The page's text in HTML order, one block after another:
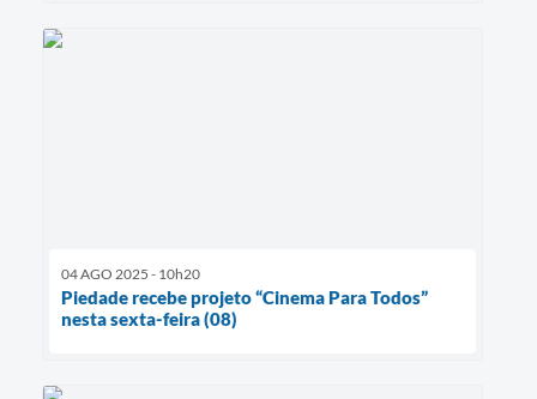
04 AGO 2025 - 10h20
Piedade recebe projeto “Cinema Para Todos”
nesta sexta-feira (08)